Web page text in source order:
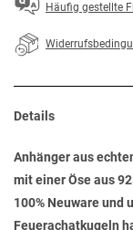
Häufig gestellte
Details
Anhänger aus
mit einer Öse aus
100% Neuware
Feuerachatkugeln